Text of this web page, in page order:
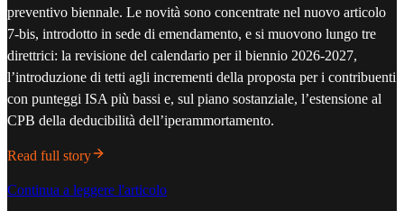
preventivo biennale. Le novità sono concentrate nel nuovo articolo
7-bis, introdotto in sede di emendamento, e si muovono lungo tre
direttrici: la revisione del calendario per il biennio 2026-2027,
l’introduzione di tetti agli incrementi della proposta per i contribuenti
con punteggi ISA più bassi e, sul piano sostanziale, l’estensione al
CPB della deducibilità dell’iperammortamento.
Read full story
Continua a leggere l'articolo